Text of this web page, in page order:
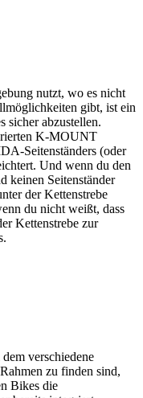
nutzt, wo es nicht
gibt, ist ein
sicher abzustellen.
K-MOUNT
Seitenständers (oder
Und wenn du den
keinen Seitenständer
der Kettenstrebe
du nicht weißt, dass
Kettenstrebe zur
verschiedene
zu finden sind,
Bikes die